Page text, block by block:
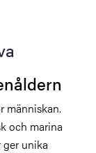
människan.
och marina
unika